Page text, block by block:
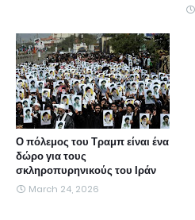
Ο πόλεμος του Τραμπ είναι ένα
δώρο για τους
σκληροπυρηνικούς του Ιράν
March 24, 2026